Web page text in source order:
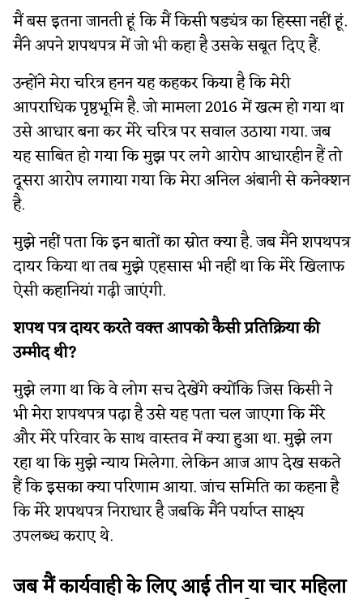
मैं बस इतना जानती हूं कि मैं किसी षड्यंत्र का हिस्सा नहीं हूं.
मैंने अपने शपथपत्र में जो भी कहा है उसके सबूत दिए हैं.
उन्होंने मेरा चरित्र हनन यह कहकर किया है कि मेरी
आपराधिक पृष्ठभूमि है. जो मामला 2016 में खत्म हो गया था
उसे आधार बना कर मेरे चरित्र पर सवाल उठाया गया. जब
यह साबित हो गया कि मुझ पर लगे आरोप आधारहीन हैं तो
दूसरा आरोप लगाया गया कि मेरा अनिल अंबानी से कनेक्शन
है.
मुझे नहीं पता कि इन बातों का स्रोत क्या है. जब मैंने शपथपत्र
दायर किया था तब मुझे एहसास भी नहीं था कि मेरे खिलाफ
ऐसी कहानियां गढ़ी जाएंगी.
शपथ पत्र दायर करते वक्त आपको कैसी प्रतिक्रिया की
उम्मीद थी?
मुझे लगा था कि वे लोग सच देखेंगे क्योंकि जिस किसी ने
भी मेरा शपथपत्र पढ़ा है उसे यह पता चल जाएगा कि मेरे
और मेरे परिवार के साथ वास्तव में क्या हुआ था. मुझे लग
रहा था कि मुझे न्याय मिलेगा. लेकिन आज आप देख सकते
हैं कि इसका क्या परिणाम आया. जांच समिति का कहना है
कि मेरे शपथपत्र निराधार है जबकि मैंने पर्याप्त साक्ष्य
उपलब्ध कराए थे.
जब मैं कार्यवाही के लिए आई तीन या चार महिला